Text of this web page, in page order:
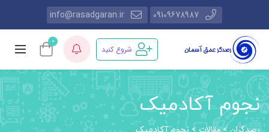
09109678987
info@rasadgaran.ir
شروع کنید
0
نجوم آکادمیک
رصدگران>مقالات> نجوم آکادمیک